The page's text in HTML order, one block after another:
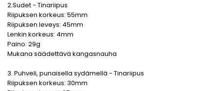
2.Sudet - Tinariipus
Riipuksen korkeus: 55mm
Riipuksen leveys: 45mm
Lenkin korkeus: 4mm
Paino: 29g
Mukana säädettävä kangasnauha
3. Puhveli, punaisella sydämellä - Tinariipus
Riipuksen korkeus: 30mm